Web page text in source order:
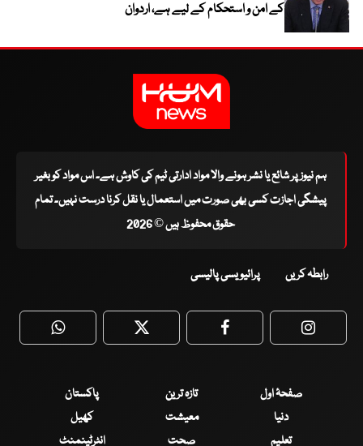
کے امن و استحکام کے لیے ہے، اردوان
ہم نیوز پر شائع یا نشر ہونے والا مواد ادارتی ٹیم کی کاوش ہے۔ اس مواد کو بغیر
پیشگی اجازت کسی بھی صورت میں استعمال یا نقل کرنا درست نہیں۔ تمام
حقوق محفوظ ہیں © 2026
رابطہ کریں پرائیویسی پالیسی
WhatsApp Twitter Facebook
صفحۂ اول تازہ ترین
پاکستان
دنیا
معیشت
کھیل
تعلیم
صحت انٹرٹینمنٹ